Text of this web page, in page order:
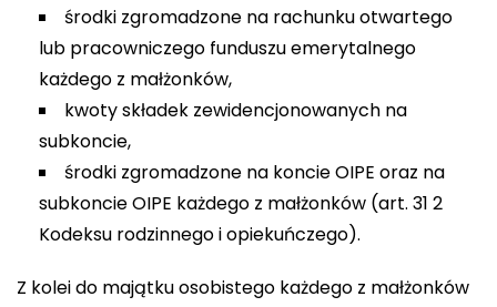
środki zgromadzone na rachunku otwartego
lub pracowniczego funduszu emerytalnego
każdego z małżonków,
kwoty składek zewidencjonowanych na
subkoncie,
środki zgromadzone na koncie OIPE oraz na
subkoncie OIPE każdego z małżonków (art. 31 2
Kodeksu rodzinnego i opiekuńczego).
Z kolei do majątku osobistego każdego z małżonków